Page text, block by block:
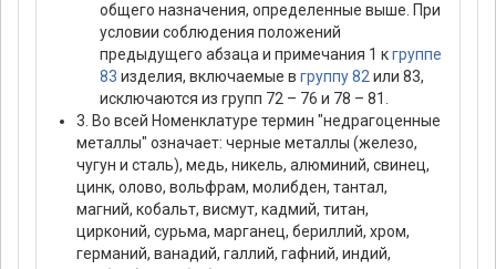
общего назначения, определенные выше. При
условии соблюдения положений
предыдущего абзаца и примечания 1 кгруппе
83 изделия, включаемые в группу 82 или 83,
исключаются из групп 72 – 76 и 78 – 81.
3. Во всей Номенклатуре термин "недрагоценные
металлы" означает: черные металлы (железо,
чугун и сталь), медь, никель, алюминий, свинец,
цинк, олово, вольфрам, молибден, тантал,
магний, кобальт, висмут, кадмий, титан,
цирконий, сурьма, марганец, бериллий, хром,
германий, ванадий, галлий, гафний, индий,